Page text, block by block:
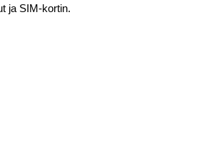
ja SIM-kortin.